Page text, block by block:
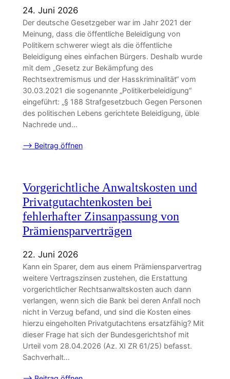
24. Juni 2026
Der deutsche Gesetzgeber war im Jahr 2021 der
Meinung, dass die öffentliche Beleidigung von
Politikern schwerer wiegt als die öffentliche
Beleidigung eines einfachen Bürgers. Deshalb wurde
mit dem „Gesetz zur Bekämpfung des
Rechtsextremismus und der Hasskriminalität“ vom
30.03.2021 die sogenannte „Politikerbeleidigung“
eingeführt: „§ 188 Strafgesetzbuch Gegen Personen
des politischen Lebens gerichtete Beleidigung, üble
Nachrede und…
–> Beitrag öffnen
Vorgerichtliche Anwaltskosten und
Privatgutachtenkosten bei
fehlerhafter Zinsanpassung von
Prämiensparverträgen
22. Juni 2026
Kann ein Sparer, dem aus einem Prämiensparvertrag
weitere Vertragszinsen zustehen, die Erstattung
vorgerichtlicher Rechtsanwaltskosten auch dann
verlangen, wenn sich die Bank bei deren Anfall noch
nicht in Verzug befand, und sind die Kosten eines
hierzu eingeholten Privatgutachtens ersatzfähig? Mit
dieser Frage hat sich der Bundesgerichtshof mit
Urteil vom 28.04.2026 (Az. XI ZR 61/25) befasst.
Sachverhalt…